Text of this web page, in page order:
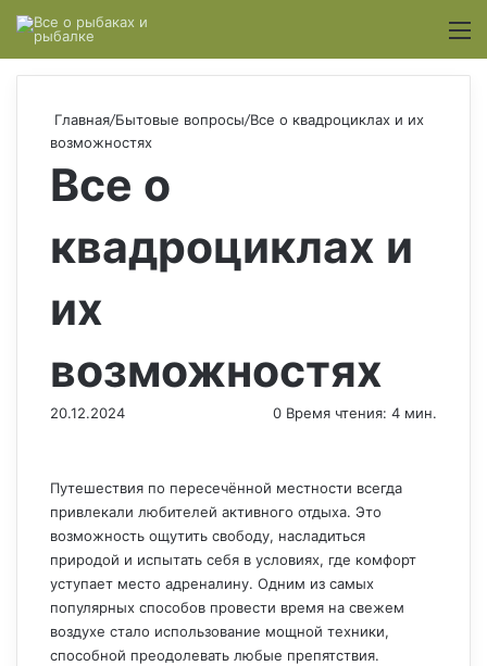
Главная/Бытовые вопросы/Все о квадроциклах и их
возможностях
Все о
квадроциклах и
их
возможностях
20.12.2024 0 Время чтения: 4 мин.
Путешествия по пересечённой местности всегда
привлекали любителей активного отдыха. Это
возможность ощутить свободу, насладиться
природой и испытать себя в условиях, где комфорт
уступает место адреналину. Одним из самых
популярных способов провести время на свежем
воздухе стало использование мощной техники,
способной преодолевать любые препятствия.